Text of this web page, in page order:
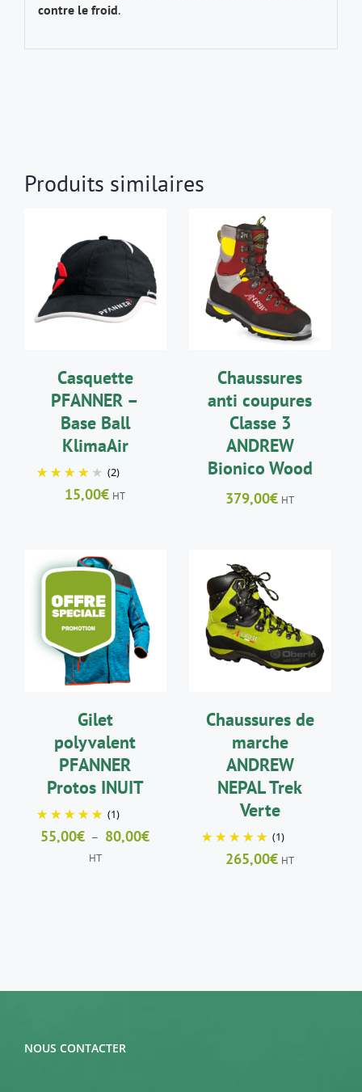
contre le froid.
Produits similaires
AJOUTER AU
PANIER
/
DÉTAILS
Casquette
PFANNER –
Base Ball
KlimaAir
(2)
15,00€ HT
CHOIX DES
OPTIONS
PRODUIT
A
PLUSIEURS
VARIATIONS.
OPTIONS
ÊTRE
CHOISIES
SUR
LA
PAGE
PRODUIT
DÉTAILS
Chaussures
anti coupures
Classe 3
ANDREW
Bionico Wood
379,00€ HT
CHOIX DES
OPTIONS
CE
PRODUIT
A
PLUSIEURS
VARIATIONS.
PEUVENT
ÊTRE
CHOISIES
SUR
LA
PAGE
DU
PRODUIT
/
DÉTAILS
Gilet
polyvalent
PFANNER
Protos INUIT
(1)
55,00€ – 80,00€Plage
HT
CHOIX DES
OPTIONSCE
PRODUIT
A
PLUSIEURS
OPTIONS
ÊTRE
CHOISIES
SUR
LA
PAGE
DU
PRODUIT
/
DÉTAILS
Chaussures de
marche
ANDREW
NEPAL Trek
Verte
(1)
265,00€ HT
NOUS CONTACTER